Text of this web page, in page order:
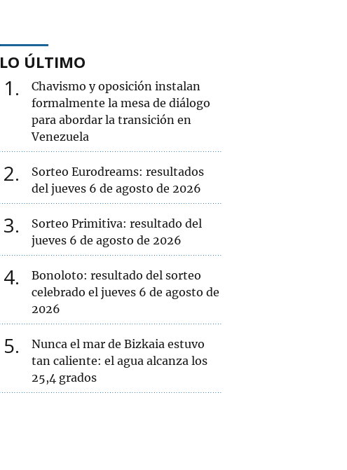
LO ÚLTIMO
1
Chavismo y oposición instalan
formalmente la mesa de diálogo
para abordar la transición en
Venezuela
2
Sorteo Eurodreams: resultados
del jueves 6 de agosto de 2026
3
Sorteo Primitiva: resultado del
jueves 6 de agosto de 2026
4
Bonoloto: resultado del sorteo
celebrado el jueves 6 de agosto de
2026
5
Nunca el mar de Bizkaia estuvo
tan caliente: el agua alcanza los
25,4 grados